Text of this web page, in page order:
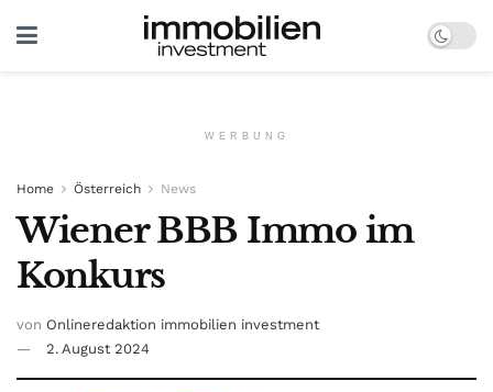
WERBUNG
Home Österreich News
Wiener BBB Immo im
Konkurs
von Onlineredaktion immobilien investment
2. August 2024